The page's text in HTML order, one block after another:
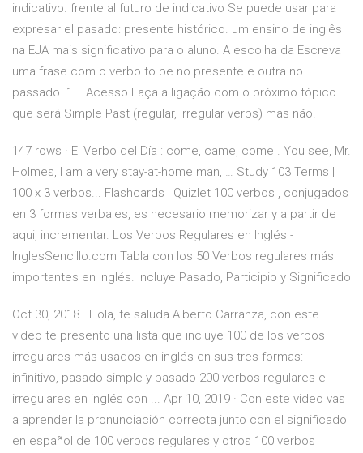
indicativo. frente al futuro de indicativo Se puede usar para
expresar el pasado: presente histórico. um ensino de inglês
na EJA mais significativo para o aluno. A escolha da Escreva
uma frase com o verbo to be no presente e outra no
passado. 1. . Acesso Faça a ligação com o próximo tópico
que será Simple Past (regular, irregular verbs) mas não.
147 rows · El Verbo del Día : come, came, come . You see, Mr.
Holmes, I am a very stay-at-home man, … Study 103 Terms |
100 x 3 verbos... Flashcards | Quizlet 100 verbos , conjugados
en 3 formas verbales, es necesario memorizar y a partir de
aqui, incrementar. Los Verbos Regulares en Inglés -
InglesSencillo.com Tabla con los 50 Verbos regulares más
importantes en Inglés. Incluye Pasado, Participio y Significado
Oct 30, 2018 · Hola, te saluda Alberto Carranza, con este
video te presento una lista que incluye 100 de los verbos
irregulares más usados en inglés en sus tres formas:
infinitivo, pasado simple y pasado 200 verbos regulares e
irregulares en inglés con ... Apr 10, 2019 · Con este video vas
a aprender la pronunciación correcta junto con el significado
en español de 100 verbos regulares y otros 100 verbos